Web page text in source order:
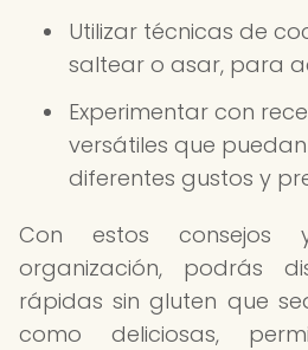
Utilizar técnicas de
saltear o asar, para
Experimentar con
versátiles que
diferentes gustos y
Con estos
organización, podrás
rápidas sin gluten que
como deliciosas,